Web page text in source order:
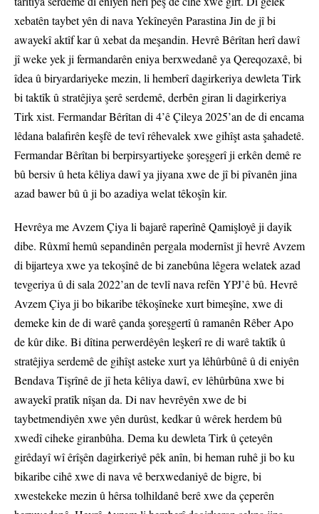
xebatên taybet yên di nava Yekîneyên Parastina Jin de jî bi
awayekî aktîf kar û xebat da meşandin. Hevrê Bêrîtan herî dawî
jî weke yek ji fermandarên eniya berxwedanê ya Qereqozaxê, bi
îdea û biryardariyeke mezin, li hemberî dagirkeriya dewleta Tirk
bi taktîk û stratêjiya şerê serdemê, derbên giran li dagirkeriya
Tirk xist. Fermandar Bêrîtan di 4’ê Çileya 2025’an de di encama
lêdana balafirên keşfê de tevî rêhevalek xwe gihîşt asta şahadetê.
Fermandar Bêrîtan bi berpirsyartiyeke şoreşgerî ji erkên demê re
bû bersiv û heta kêliya dawî ya jiyana xwe de jî bi pîvanên jina
azad bawer bû û ji bo azadiya welat têkoşîn kir.
Hevrêya me Avzem Çiya li bajarê raperînê Qamişloyê ji dayik
dibe. Rûxmî hemû sepandinên pergala modernîst jî hevrê Avzem
di bijarteya xwe ya tekoşînê de bi zanebûna lêgera welatek azad
tevgeriya û di sala 2022’an de tevlî nava refên YPJ’ê bû. Hevrê
Avzem Çiya ji bo bikaribe têkoşîneke xurt bimeşîne, xwe di
demeke kin de di warê çanda şoreşgertî û ramanên Rêber Apo
de kûr dike. Bi dîtina perwerdêyên leşkerî re di warê taktîk û
stratêjiya serdemê de gihîşt asteke xurt ya lêhûrbûnê û di eniyên
Bendava Tişrînê de jî heta kêliya dawî, ev lêhûrbûna xwe bi
awayekî pratîk nîşan da. Di nav hevrêyên xwe de bi
taybetmendiyên xwe yên durûst, kedkar û wêrek herdem bû
xwedî ciheke giranbûha. Dema ku dewleta Tirk û çeteyên
girêdayî wî êrîşên dagirkeriyê pêk anîn, bi heman ruhê ji bo ku
bikaribe cihê xwe di nava vê berxwedaniyê de bigre, bi
xwestekeke mezin û hêrsa tolhildanê berê xwe da çeperên